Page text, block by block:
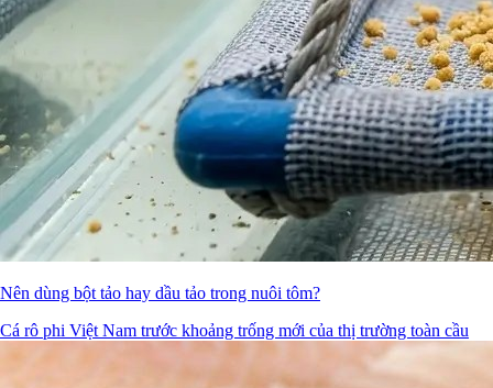
Nên dùng bột tảo hay dầu tảo trong nuôi tôm?
Cá rô phi Việt Nam trước khoảng trống mới của thị trường toàn cầu